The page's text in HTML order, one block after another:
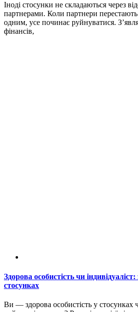
Іноді стосунки не складаються через
партнерами. Коли партнери
одним, усе починає руйнуватися.
фінансів,
Здорова особистість чи
стосунках
Ви — здорова особистість у стосунках